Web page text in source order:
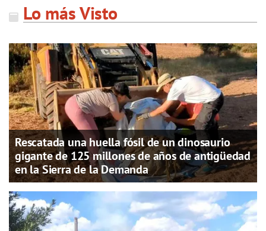
Lo más Visto
Rescatada una huella fósil de un dinosaurio
gigante de 125 millones de años de antigüedad
en la Sierra de la Demanda